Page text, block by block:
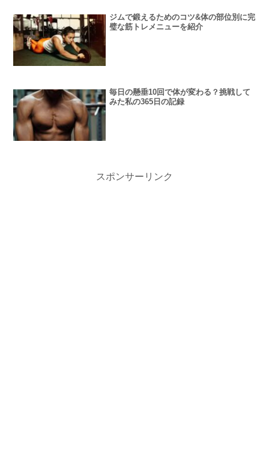
ジムで鍛えるためのコツ&体の部位別に完
璧な筋トレメニューを紹介
毎日の懸垂10回で体が変わる？挑戦して
みた私の365日の記録
スポンサーリンク